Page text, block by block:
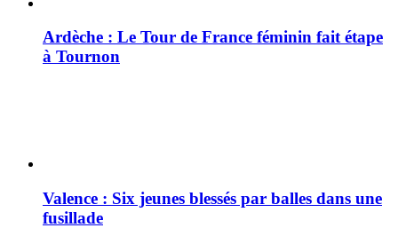
Ardèche : Le Tour de France féminin fait étape
à Tournon
Valence : Six jeunes blessés par balles dans une
fusillade